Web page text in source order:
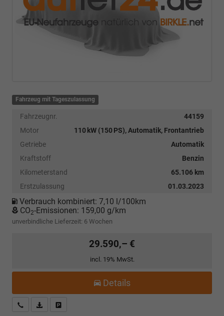
Fahrzeug mit Tageszulassung
Fahrzeugnr.
44159
Motor
110 kW (150 PS), Automatik, Frontantrieb
Getriebe
Automatik
Kraftstoff
Benzin
Kilometerstand
65.106 km
Erstzulassung
01.03.2023
Verbrauch kombiniert: 7,10 l/100km
CO2-Emissionen: 159,00 g/km
unverbindliche Lieferzeit: 6 Wochen
29.590,– €
incl. 19% MwSt.
Details
Kostenloser Rückruf-Service
PDF-Datei, Fahrzeugexposé drucken